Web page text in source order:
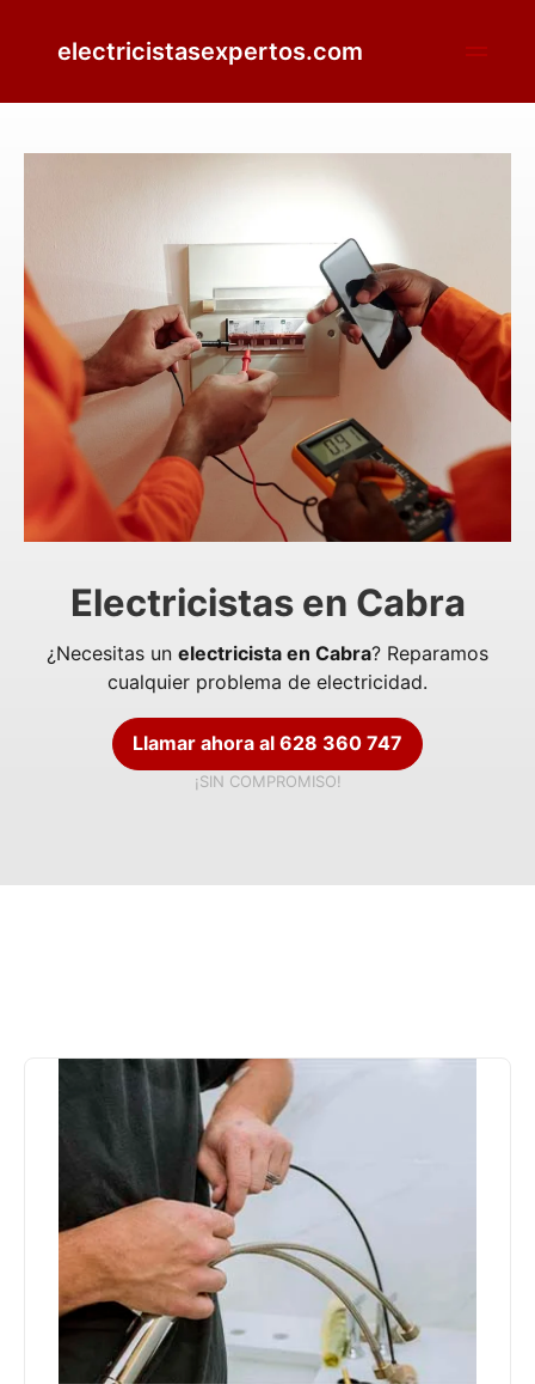
electricistasexpertos.com
Electricistas en Cabra
¿Necesitas un electricista en Cabra? Reparamos
cualquier problema de electricidad.
Llamar ahora al 628 360 747
¡SIN COMPROMISO!